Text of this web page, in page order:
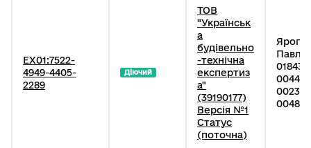
EX01:7522-
4949-4405-
2289
Діючий
ТОВ
"Українськ
а
будівельно
-технічна
експертиз
а"
(39190177)
Версія №1
Статус
(поточна)